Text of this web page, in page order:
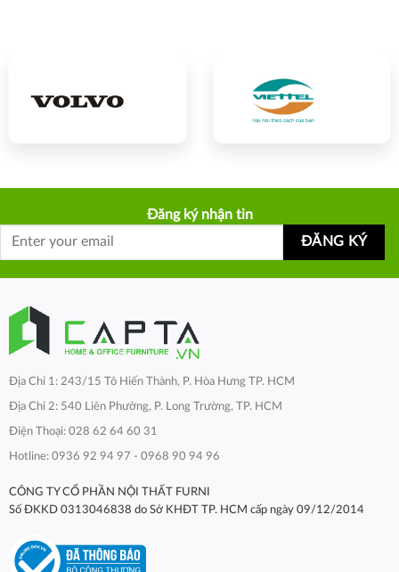
Đăng ký nhận tin
Địa Chỉ 1: 243/15 Tô Hiến Thành, P. Hòa Hưng TP. HCM
Địa Chỉ 2: 540 Liên Phường, P. Long Trường, TP. HCM
Điện Thoại: 028 62 64 60 31
Hotline: 0936 92 94 97 - 0968 90 94 96
CÔNG TY CỔ PHẦN NỘI THẤT FURNI
Số ĐKKD 0313046838 do Sở KHĐT TP. HCM cấp ngày 09/12/2014